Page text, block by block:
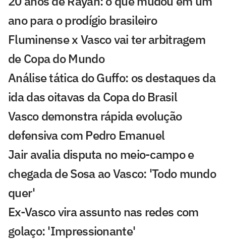
ano para o prodígio brasileiro
Fluminense x Vasco vai ter arbitragem
de Copa do Mundo
Análise tática do Guffo: os destaques da
ida das oitavas da Copa do Brasil
Vasco demonstra rápida evolução
defensiva com Pedro Emanuel
Jair avalia disputa no meio-campo e
chegada de Sosa ao Vasco: 'Todo mundo
quer'
Ex-Vasco vira assunto nas redes com
golaço: 'Impressionante'